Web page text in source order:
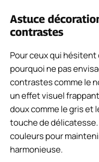
Astuce
contrastes
Pour ceux qui
pourquoi ne pas
contrastes comme le
un effet visuel
doux comme le gris et
touche de délicatesse.
couleurs pour
harmonieuse.